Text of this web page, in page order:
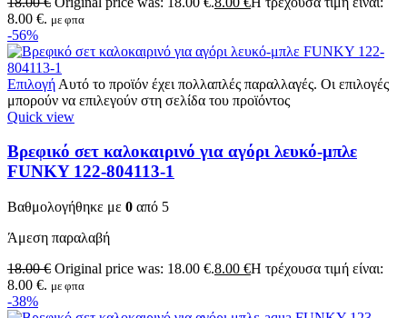
8.00 €. με φπα
-56%
Επιλογή Αυτό το προϊόν έχει πολλαπλές παραλλαγές. Οι επιλογές
μπορούν να επιλεγούν στη σελίδα του προϊόντος
Quick view
Βρεφικό σετ καλοκαιρινό για αγόρι λευκό-μπλε
FUNKY 122-804113-1
Βαθμολογήθηκε με 0 από 5
Άμεση παραλαβή
18.00€ Original price was: 18.00 €.8.00 €Η τρέχουσα τιμή είναι:
8.00 €. με φπα
-38%